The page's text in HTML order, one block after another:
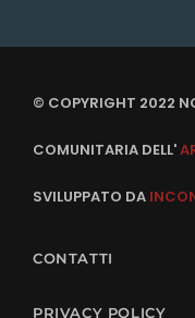
© COPYRIGHT 2022
COMUNITARIA DELL'
SVILUPPATO DA
CONTATTI
PRIVACY POLICY